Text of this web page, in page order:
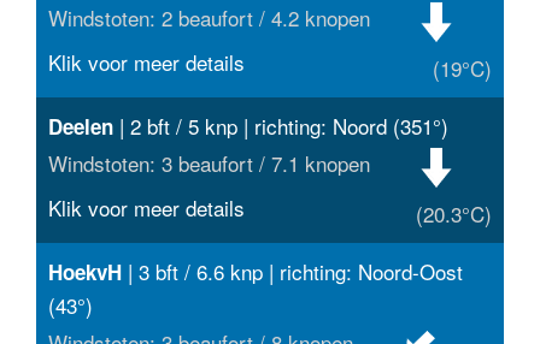
Windstoten: 2 beaufort / 4.2 knopen
(19°C)
Klik voor meer details
Deelen | 2 bft / 5 knp | richting: Noord (351°)
Windstoten: 3 beaufort / 7.1 knopen
(20.3°C)
Klik voor meer details
HoekvH | 3 bft / 6.6 knp | richting: Noord-Oost
(43°)